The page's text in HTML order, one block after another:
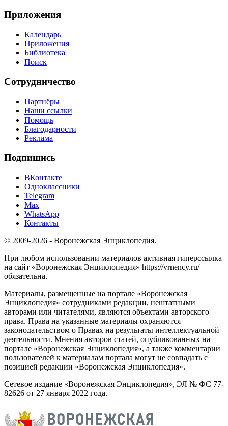
Приложения
Календарь
Приложения
Библиотека
Поиск
Сотрудничество
Партнёры
Наши ссылки
Помощь
Благодарности
Реклама
Подпишись
ВКонтакте
Одноклассники
Telegram
Max
WhatsApp
Контакты
© 2009-2026 - Воронежская Энциклопедия.
При любом использовании материалов активная гиперссылка
на сайт «Воронежская Энциклопедия» https://vrnency.ru/
обязательна.
Материалы, размещенные на портале «Воронежская
Энциклопедия» сотрудниками редакции, нештатными
авторами или читателями, являются объектами авторского
права. Права на указанные материалы охраняются
законодательством о Правах на результаты интеллектуальной
деятельности. Мнения авторов статей, опубликованных на
портале «Воронежская Энциклопедия», а также комментарии
пользователей к материалам портала могут не совпадать с
позицией редакции «Воронежская Энциклопедия».
Сетевое издание «Воронежская Энциклопедия», ЭЛ № ФС 77-
82626 от 27 января 2022 года.